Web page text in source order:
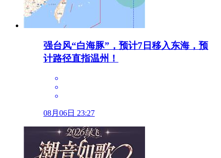
强台风“白海豚”，预计7日移入东海，预
计路径直指温州！
08月06日 23:27